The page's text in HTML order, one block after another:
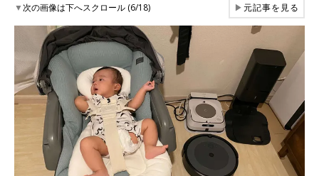
▼次の画像は下へスクロール (6/18) ▶元記事を見る